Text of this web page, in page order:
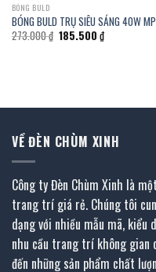
BÓNG BULD
BÓNG BULD TRỤ SIÊU SÁNG 40W
273.000₫ Giá
gốc
185.500 ₫Giá
hiện
VỀ ĐÈN CHÙM XINH
Công ty Đèn Chùm Xinh là
trang trí giá rẻ. Chúng tôi
dạng với nhiều mẫu mã, kiểu
nhu cầu trang trí không gian
đến những sản phẩm chất